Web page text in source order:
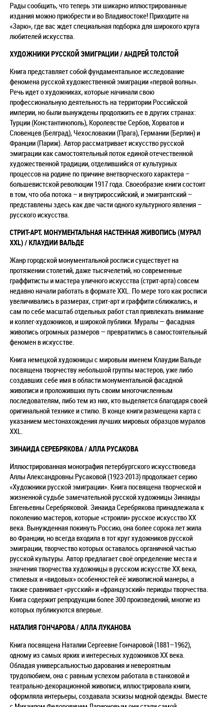
Рады сообщить, что теперь эти шикарно иллюстрированные
издания можно приобрести и во Владивостоке! Приходите на
«Зарю», где вас ждет специальная подборка для широкого круга
любителей искусства.
ХУДОЖНИКИ РУССКОЙ ЭМИГРАЦИИ / АНДРЕЙ ТОЛСТОЙ
Книга представляет собой фундаментальное исследование
феномена русской художественной эмиграции «первой волны».
Речь идет о художниках, которые начинали свою
профессиональную деятельность на территории Российской
империи, но были вынуждены продолжить ее в других странах:
Турции (Константинополь), Королевстве Сербов, Хорватов и
Словенцев (Белград), Чехословакии (Прага), Германии (Берлин) и
Франции (Париж). Автор рассматривает искусство русской
эмиграции как самостоятельный поток единой отечественной
художественной традиции, отделившийся от культурных
процессов на родине по причине внетворческого характера –
большевистской революции 1917 года. Своеобразие книги состоит
в том, что оба потока – и внутрироссийский, и эмигрантский –
представлены здесь как две части одного культурного явления –
русского искусства.
СТРИТ-АРТ. МОНУМЕНТАЛЬНАЯ НАСТЕННАЯ ЖИВОПИСЬ (МУРАЛ
XXL) / КЛАУДИИ ВАЛЬДЕ
Жанр городской монументальной росписи существует на
протяжении столетий, даже тысячелетий, но современные
граффитисты и мастера уличного искусства (стрит-арта) совсем
недавно начали работать в формате XXL. По мере того как росписи
увеличивались в размерах, стрит-арт и граффити сближались, и
сам по себе масштаб отдельных работ стал привлекать внимание
и коллег-художников, и широкой публики. Муралы — фасадная
живопись огромных размеров — превратились в самостоятельный
феномен в искусстве.
Книга немецкой художницы с мировым именем Клаудии Вальде
посвящена творчеству небольшой группы мастеров, уже либо
создавших себе имя в области монументальной фасадной
живописи и проложивших путь своим многочисленным
последователям, либо тем из них, кто выделяется благодаря своей
оригинальной технике и стилю. В конце книги размещена карта с
указанием местонахождения лучших мировых образцов муралов
XXL.
ЗИНАИДА СЕРЕБРЯКОВА / АЛЛА РУСАКОВА
Иллюстрированная монография петербургского искусствоведа
Аллы Александровны Русаковой (1923-2013) продолжает серию
«Художники русской эмиграции». Книга посвящена творческой и
жизненной судьбе замечательной русской художницы Зинаиды
Евгеньевны Серебряковой. Зинаида Серебрякова принадлежала к
поколению мастеров, которые «строили» русское искусство XX
века. Вынужденная покинуть Россию, она более сорока лет жила
во Франции, но всегда входила в тот круг художников русской
эмиграции, творчество которых оставалось органичной частью
русской культуры. Автор предлагает своё определение места и
значения творчества художницы в русском искусстве XX века,
стилевых и «видовых» особенностей её живописной манеры, а
также сравнивает «русский» и «французский» периоды творчества.
Книга содержит репродукции более 300 произведений, многие из
которых публикуются впервые.
НАТАЛИЯ ГОНЧАРОВА / АЛЛА ЛУКАНОВА
Книга посвящена Наталии Сергеевне Гончаровой (1881–1962),
одному из самых ярких и интересных художников ХХ века.
Обладая универсальностью дарования и невероятным
трудолюбием, она с равным успехом работала в станковой и
театрально-декорационной живописи, иллюстрировала книги,
оформляла интерьеры, создавала эскизы модной одежды. Вместе